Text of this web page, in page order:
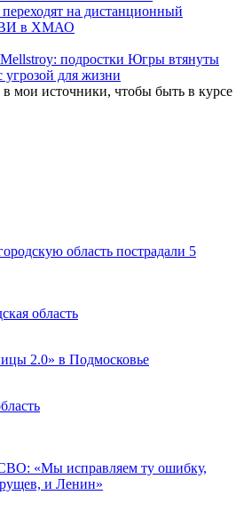
на дистанционный
в ХМАО
подростки Югры втянуты
для жизни
в мои источники, чтобы быть в курсе
область пострадали 5
область
2.0» в Подмосковье
«Мы исправляем ту ошибку,
и Ленин»